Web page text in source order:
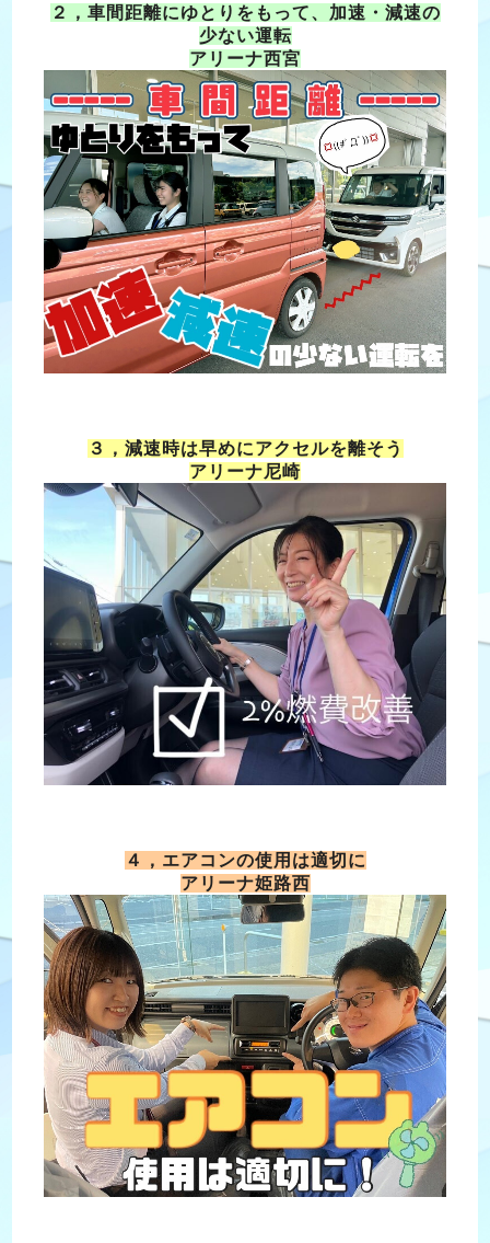
２，車間距離にゆとりをもって、加速・減速の
少ない運転
アリーナ西宮
３，減速時は早めにアクセルを離そう
アリーナ尼崎
４，エアコンの使用は適切に
アリーナ姫路西